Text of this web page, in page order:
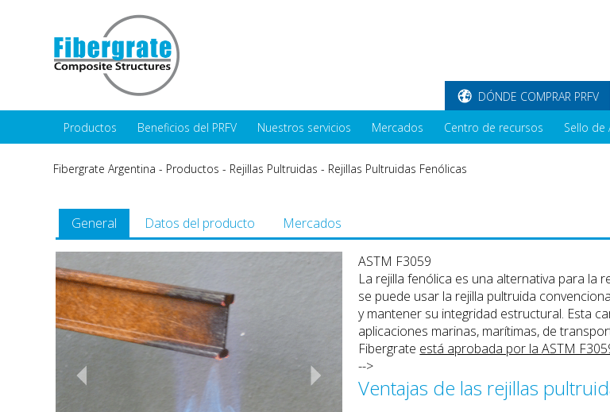
DÓNDE COMPRAR PRFV
Productos Beneficios del PRFV Nuestros servicios Mercados Centro de recursos Sello de
Fibergrate Argentina - Productos - Rejillas Pultruidas - Rejillas Pultruidas Fenólicas
General Datos del producto Mercados
ASTM F3059
La rejilla fenólica es una alternativa para la
se puede usar la rejilla pultruida
y mantener su integridad estructural. Esta
aplicaciones marinas, marítimas, de
Fibergrate está aprobada por laASTM
-->
Ventajas de las rejillas